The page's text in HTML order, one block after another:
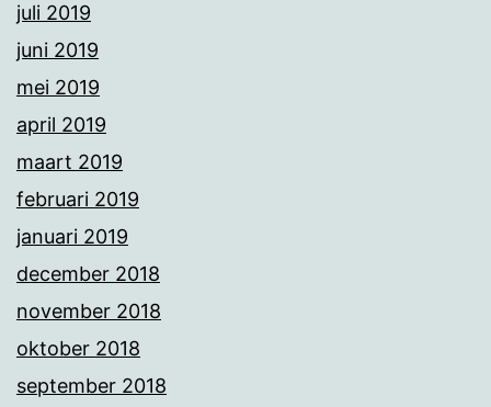
juli 2019
juni 2019
mei 2019
april 2019
maart 2019
februari 2019
januari 2019
december 2018
november 2018
oktober 2018
september 2018